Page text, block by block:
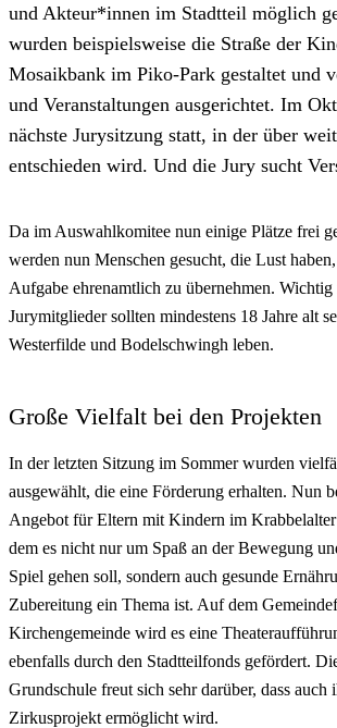
und Akteur*innen im Stadtteil möglich
wurden beispielsweise die Straße der
Mosaikbank im Piko-Park gestaltet und
und Veranstaltungen ausgerichtet. Im
nächste Jurysitzung statt, in der über
entschieden wird. Und die Jury sucht
Da im Auswahlkomitee nun einige Plätze frei
werden nun Menschen gesucht, die Lust
Aufgabe ehrenamtlich zu übernehmen. Wichtig
Jurymitglieder sollten mindestens 18 Jahre alt
Westerfilde und Bodelschwingh leben.
Große Vielfalt bei den Projekten
In der letzten Sitzung im Sommer wurden
ausgewählt, die eine Förderung erhalten. Nun
Angebot für Eltern mit Kindern im
dem es nicht nur um Spaß an der Bewegung
Spiel gehen soll, sondern auch gesunde
Zubereitung ein Thema ist. Auf dem
Kirchengemeinde wird es eine
ebenfalls durch den Stadtteilfonds gefördert.
Grundschule freut sich sehr darüber, dass auch
Zirkusprojekt ermöglicht wird.